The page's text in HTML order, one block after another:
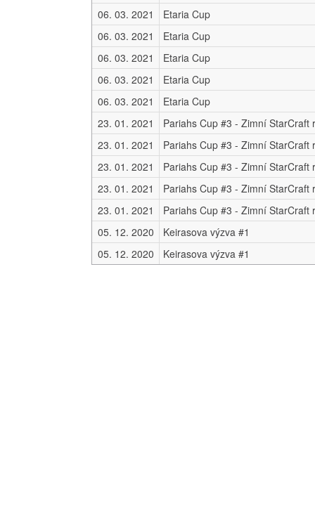
06. 03. 2021
Etaria Cup
06. 03. 2021
Etaria Cup
06. 03. 2021
Etaria Cup
06. 03. 2021
Etaria Cup
06. 03. 2021
Etaria Cup
23. 01. 2021
23. 01. 2021
23. 01. 2021
23. 01. 2021
23. 01. 2021
05. 12. 2020
Keirasova výzva #1
05. 12. 2020
Keirasova výzva #1